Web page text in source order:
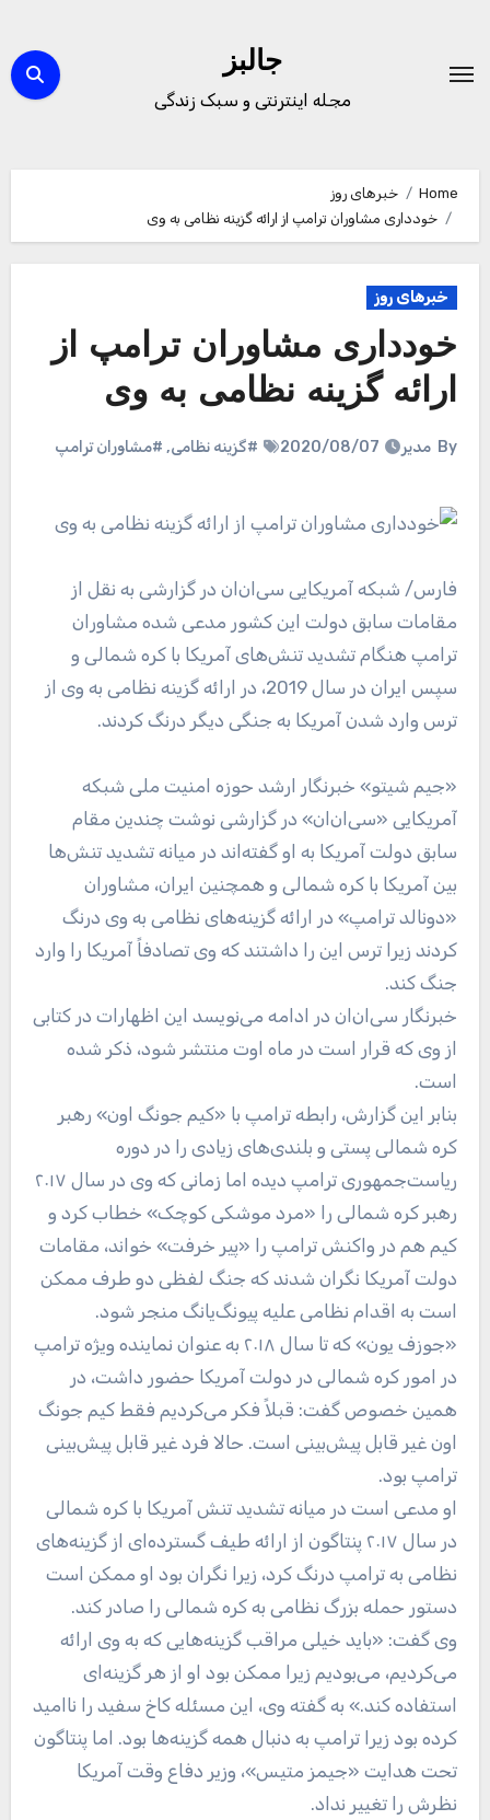
content
جالبز
مجله اینترنتی و سبک زندگی
Home
خبرهای روز
خودداری مشاوران ترامپ از ارائه گزینه نظامی به وی
خبرهای روز
خودداری مشاوران ترامپ از
ارائه گزینه نظامی به وی
By مدیر 2020/08/07 #گزینه نظامی, #مشاوران ترامپ
فارس/ شبکه آمریکایی سی‌ان‌ان در گزارشی به نقل از
مقامات سابق دولت این کشور مدعی شده مشاوران
ترامپ هنگام تشدید تنش‌های آمریکا با کره شمالی و
سپس ایران در سال 2019، در ارائه گزینه نظامی به وی از
ترس وارد شدن آمریکا به جنگی دیگر درنگ کردند.
«جیم شیتو» خبرنگار ارشد حوزه امنیت ملی شبکه
آمریکایی «سی‌ان‌ان» در گزارشی نوشت چندین مقام
سابق دولت آمریکا به او گفته‌اند در میانه تشدید تنش‌ها
بین آمریکا با کره شمالی و همچنین ایران، مشاوران
«دونالد ترامپ» در ارائه گزینه‌های نظامی به وی درنگ
کردند زیرا ترس این را داشتند که وی تصادفاً آمریکا را وارد
جنگ کند.
خبرنگار سی‌ان‌ان در ادامه می‌نویسد این اظهارات در کتابی
از وی که قرار است در ماه اوت منتشر شود، ذکر شده
است.
بنابر این گزارش، رابطه ترامپ با «کیم جونگ اون» رهبر
کره شمالی پستی و بلندی‌های زیادی را در دوره
ریاست‌جمهوری ترامپ دیده اما زمانی که وی در سال ۲۰۱۷
رهبر کره شمالی را «مرد موشکی کوچک» خطاب کرد و
کیم هم در واکنش ترامپ را «پیر خرفت» خواند، مقامات
دولت آمریکا نگران شدند که جنگ لفظی دو طرف ممکن
است به اقدام نظامی علیه پیونگ‌یانگ منجر شود.
«جوزف یون» که تا سال ۲۰۱۸ به عنوان نماینده ویژه ترامپ
در امور کره شمالی در دولت آمریکا حضور داشت، در
همین خصوص گفت: قبلاً فکر می‌کردیم فقط کیم جونگ
اون غیر قابل پیش‌بینی است. حالا فرد غیر قابل پیش‌بینی
ترامپ بود.
او مدعی است در میانه تشدید تنش آمریکا با کره شمالی
در سال ۲۰۱۷ پنتاگون از ارائه طیف گسترده‌ای از گزینه‌های
نظامی به ترامپ درنگ کرد، زیرا نگران بود او ممکن است
دستور حمله بزرگ نظامی به کره شمالی را صادر کند.
وی گفت: «باید خیلی مراقب گزینه‌هایی که به وی ارائه
می‌کردیم، می‌بودیم زیرا ممکن بود او از هر گزینه‌ای
استفاده کند.» به گفته وی، این مسئله کاخ سفید را ناامید
کرده بود زیرا ترامپ به دنبال همه گزینه‌ها بود. اما پنتاگون
تحت هدایت «جیمز متیس»، وزیر دفاع وقت آمریکا
نظرش را تغییر نداد.